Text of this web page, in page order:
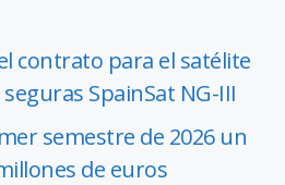
contrato para el satélite
SpainSat NG-III
semestre de 2026 un
de euros